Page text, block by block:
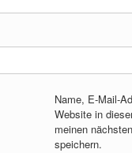
Name, E-Mail-
Website in
meinen
speichern.